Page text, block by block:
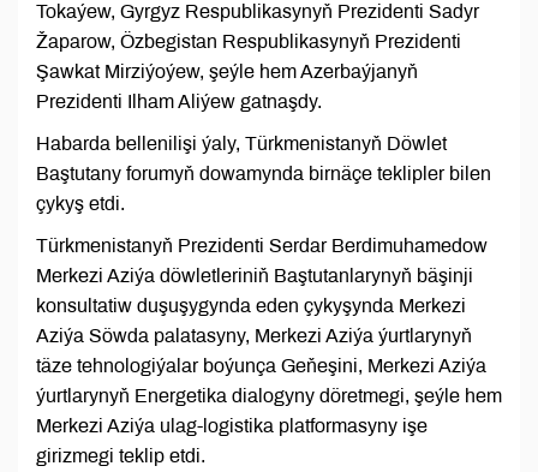
Tokaýew, Gyrgyz Respublikasynyň Prezidenti Sadyr
Žaparow, Özbegistan Respublikasynyň Prezidenti
Şawkat Mirziýoýew, şeýle hem Azerbaýjanyň
Prezidenti Ilham Aliýew gatnaşdy.
Habarda bellenilişi ýaly, Türkmenistanyň Döwlet
Baştutany forumyň dowamynda birnäçe teklipler bilen
çykyş etdi.
Türkmenistanyň Prezidenti Serdar Berdimuhamedow
Merkezi Aziýa döwletleriniň Baştutanlarynyň bäşinji
konsultatiw duşuşygynda eden çykyşynda Merkezi
Aziýa Söwda palatasyny, Merkezi Aziýa ýurtlarynyň
täze tehnologiýalar boýunça Geňeşini, Merkezi Aziýa
ýurtlarynyň Energetika dialogyny döretmegi, şeýle hem
Merkezi Aziýa ulag-logistika platformasyny işe
girizmegi teklip etdi.